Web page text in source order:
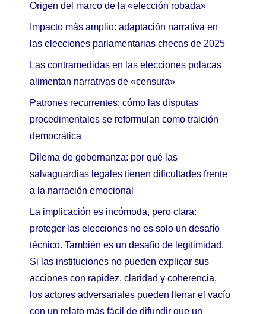
Origen del marco de la «elección robada»
Impacto más amplio: adaptación narrativa en
las elecciones parlamentarias checas de 2025
Las contramedidas en las elecciones polacas
alimentan narrativas de «censura»
Patrones recurrentes: cómo las disputas
procedimentales se reformulan como traición
democrática
Dilema de gobernanza: por qué las
salvaguardias legales tienen dificultades frente
a la narración emocional
La implicación es incómoda, pero clara:
proteger las elecciones no es solo un desafío
técnico. También es un desafío de legitimidad.
Si las instituciones no pueden explicar sus
acciones con rapidez, claridad y coherencia,
los actores adversariales pueden llenar el vacío
con un relato más fácil de difundir que un